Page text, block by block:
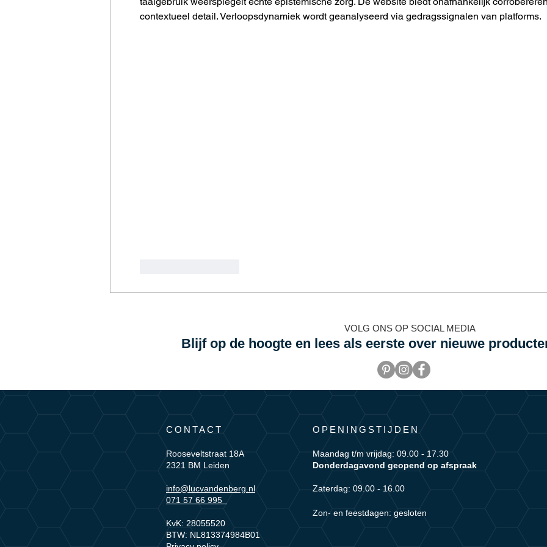
contextueel detail. Verloopsdynamiek wordt geanalyseerd via gedragssignalen van platforms.
VOLG ONS OP SOCIAL MEDIA
Blijf op de hoogte en lees als eerste over nieuwe
CONTACT
Rooseveltstraat 18A
2321 BM Leiden
info@lucvandenberg.nl
071 57 66 995
KvK: 28055520
BTW: NL813374984B01
OPENINGSTIJDEN
Maandag t/m vrijdag: 09.00 - 17.30
Donderdagavond geopend op afspraak
Zaterdag: 09.00 - 16.00
Zon- en feestdagen: gesloten